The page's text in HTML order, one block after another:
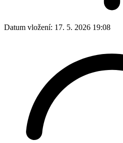
Datum vložení: 17. 5. 2026 19:08